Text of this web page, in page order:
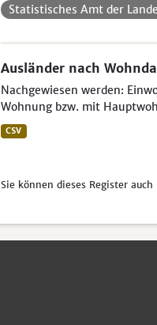
Statistisches Amt der
Ausländer nach
Nachgewiesen werden:
Wohnung bzw. mit
CSV
Sie können dieses Register auch